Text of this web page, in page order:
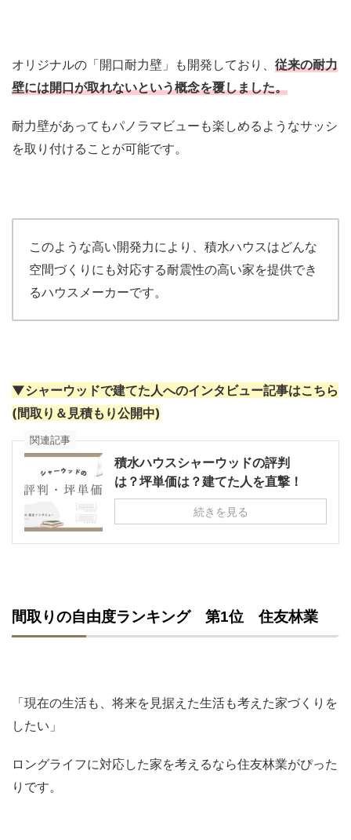
オリジナルの「開口耐力壁」も開発しており、 従来の耐力
壁には開口が取れないという概念を覆しました。
耐力壁があってもパノラマビューも楽しめるようなサッシ
を取り付けることが可能です。
このような高い開発力により、積水ハウスはどんな
空間づくりにも対応する耐震性の高い家を提供でき
るハウスメーカーです。
▼シャーウッドで建てた人へのインタビュー記事はこちら
(間取り＆見積もり公開中)
関連記事
積水ハウスシャーウッドの評判
は？坪単価は？建てた人を直撃！
続きを見る
間取りの自由度ランキング 第1位 住友林業
「現在の生活も、将来を見据えた生活も考えた家づくりを
したい」
ロングライフに対応した家を考えるなら住友林業がぴった
りです。